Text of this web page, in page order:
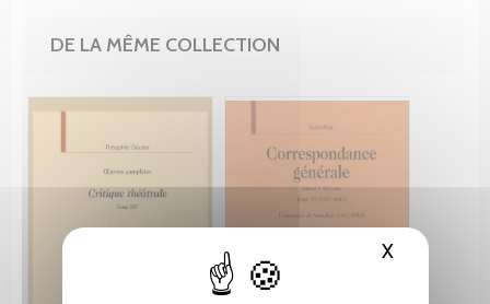
XMasquer
DE LA MÊME COLLECTION